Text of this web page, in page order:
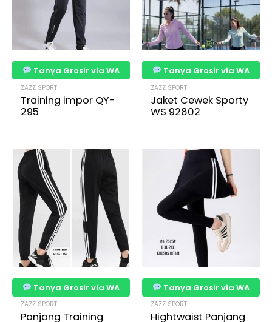
Tanya Grosir via WA
ZAZZ SPORT
Training impor QY-
295
Tanya Grosir via WA
ZAZZ SPORT
Jaket Cewek Sporty
WS 92802
Tanya Grosir via WA
ZAZZ SPORT
Panjang Training
Tanya Grosir via WA
ZAZZ SPORT
Hightwaist Panjang